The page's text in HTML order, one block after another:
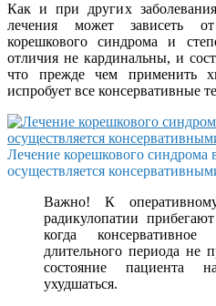
Как и при других
лечения может зависеть
корешкового синдрома и
отличия не кардинальны, и
что прежде чем применить
испробует все консервативные
Лечение корешкового синдрома
осуществляется
Важно! К
радикулопатии
когда
длительного периода не
состояние пациента
ухудшаться.